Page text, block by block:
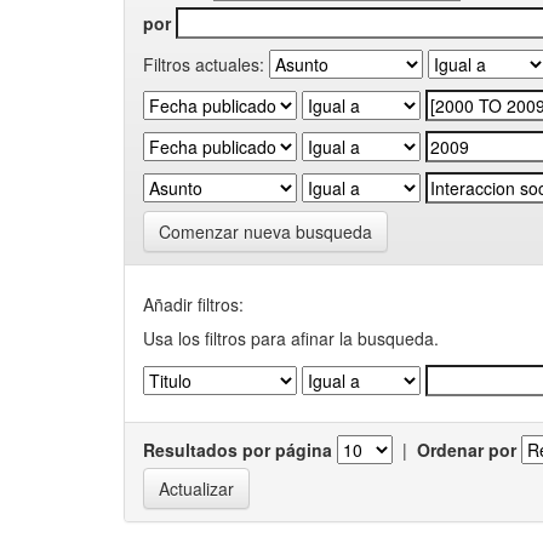
por
Filtros actuales:
Comenzar nueva busqueda
Añadir filtros:
Usa los filtros para afinar la busqueda.
Resultados por página | Ordenar por